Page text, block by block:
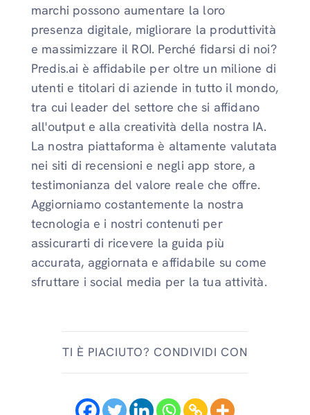
marchi possono aumentare la loro
presenza digitale, migliorare la produttività
e massimizzare il ROI. Perché fidarsi di noi?
Predis.ai è affidabile per oltre un milione di
utenti e titolari di aziende in tutto il mondo,
tra cui leader del settore che si affidano
all'output e alla creatività della nostra IA.
La nostra piattaforma è altamente valutata
nei siti di recensioni e negli app store, a
testimonianza del valore reale che offre.
Aggiorniamo costantemente la nostra
tecnologia e i nostri contenuti per
assicurarti di ricevere la guida più
accurata, aggiornata e affidabile su come
sfruttare i social media per la tua attività.
TI È PIACIUTO? CONDIVIDI CON